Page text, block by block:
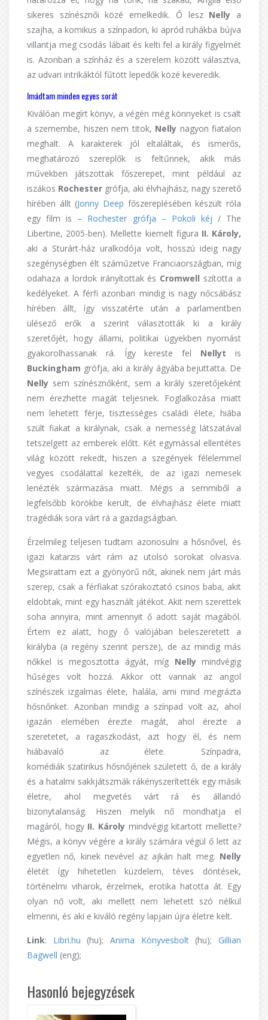
sikeres színésznői közé emelkedik. Ő lesz Nelly a
szajha, a komikus a színpadon, ki apród ruhákba bújva
villantja meg csodás lábait és kelti fel a király figyelmét
is. Azonban a színház és a szerelem között választva,
az udvari intrikáktól fűtött lepedők közé keveredik.
Imádtam minden egyes sorát
Kiválóan megírt könyv, a végén még könnyeket is csalt
a szemembe, hiszen nem titok, Nelly nagyon fiatalon
meghalt. A karakterek jól eltaláltak, és ismerős,
meghatározó szereplők is feltűnnek, akik más
művekben játszottak főszerepet, mint például az
iszákos Rochester grófja, aki élvhajhász, nagy szerető
hírében állt (Jonny Deep főszereplésében készült róla
egy film is – Rochester grófja – Pokoli kéj / The
Libertine, 2005-ben). Mellette kiemelt figura II. Károly,
aki a Sturárt-ház uralkodója volt, hosszú ideig nagy
szegénységben élt száműzetve Franciaországban, míg
odahaza a lordok irányítottak és Cromwell szította a
kedélyeket. A férfi azonban mindig is nagy nőcsábász
hírében állt, így visszatérte után a parlamentben
ülésező erők a szerint választották ki a király
szeretőjét, hogy állami, politikai ügyekben nyomást
gyakorolhassanak rá. Így kereste fel Nellyt is
Buckingham grófja, aki a király ágyába bejuttatta. De
Nelly sem színésznőként, sem a király szeretőjeként
nem érezhette magát teljesnek. Foglalkozása miatt
nem lehetett férje, tisztességes családi élete, hiába
szült fiakat a királynak, csak a nemesség látszatával
tetszelgett az emberek előtt. Két egymással ellentétes
világ között rekedt, hiszen a szegények félelemmel
vegyes csodálattal kezelték, de az igazi nemesek
lenézték származása miatt. Mégis a semmiből a
legfelsőbb körökbe került, de élvhajhász élete miatt
tragédiák sora várt rá a gazdagságban.
Érzelmileg teljesen tudtam azonosulni a hősnővel, és
igazi katarzis várt rám az utolsó sorokat olvasva.
Megsirattam ezt a gyönyörű nőt, akinek nem járt más
szerep, csak a férfiakat szórakoztató csinos baba, akit
eldobtak, mint egy használt játékot. Akit nem szerettek
soha annyira, mint amennyit ő adott saját magából.
Értem ez alatt, hogy ő valójában beleszeretett a
királyba (a regény szerint persze), de az mindig más
nőkkel is megosztotta ágyát, míg Nellymindvégig
hűséges volt hozzá. Akkor ott vannak az angol
színészek izgalmas élete, halála, ami mind megrázta
hősnőnket. Azonban mindig a színpad volt az, ahol
igazán elemében érezte magát, ahol érezte a
szeretetet, a ragaszkodást, azt hogy él, és nem
hiábavaló az élete. Színpadra,
komédiák szatirikus hősnőjének született ő, de a király
és a hatalmi sakkjátszmák rákényszerítették egy másik
életre, ahol megvetés várt rá és állandó
bizonytalanság. Hiszen melyik nő mondhatja el
magáról, hogyII. Károly mindvégig kitartott mellette?
Mégis, a könyv végére a király számára végül ő lett az
egyetlen nő, kinek nevével az ajkán halt meg. Nelly
életét így hihetetlen küzdelem, téves döntések,
történelmi viharok, érzelmek, erotika hatotta át. Egy
olyan nő volt, aki mellett nem lehetett szó nélkül
elmenni, és aki e kiváló regény lapjain újra életre kelt.
Link: Libri.hu (hu);Anima Könyvesbolt(hu);Gillian
Bagwell (eng);
Hasonló bejegyzések